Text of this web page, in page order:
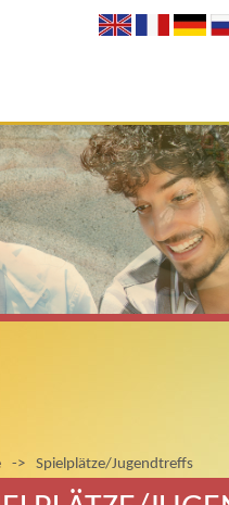
-> Spielplätze/Jugendtreffs